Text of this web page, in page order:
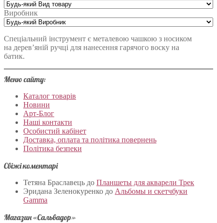
Виробник
Спеціальний інструмент є металевою чашкою з носиком
на дерев’яній ручці для нанесення гарячого воску на
батик.
Меню сайту:
Каталог товарів
Новини
Арт-Блог
Наші контакти
Особистий кабінет
Доставка, оплата та політика повернень
Політика безпеки
Свіжі коментарі
Тетяна Браславець до Планшеты для акварели Трек
Эридана Зеленокуренко до Альбомы и скетчбуки
Gamma
Магазин «Сальвадор»